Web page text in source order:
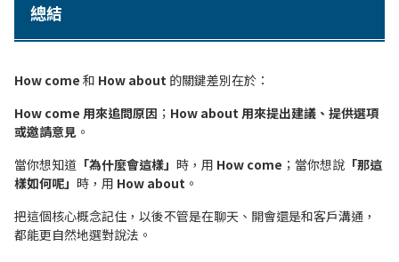
總結
How come 和 How about 的關鍵差別在於：
How come 用來追問原因 ； How about 用來提出建議、提供選項
或邀請意見 。
當你想知道 「為什麼會這樣」 時，用 How come ；當你想說 「那這
樣如何呢」 時，用 How about 。
把這個核心概念記住，以後不管是在聊天、開會還是和客戶溝通，
都能更自然地選對說法。